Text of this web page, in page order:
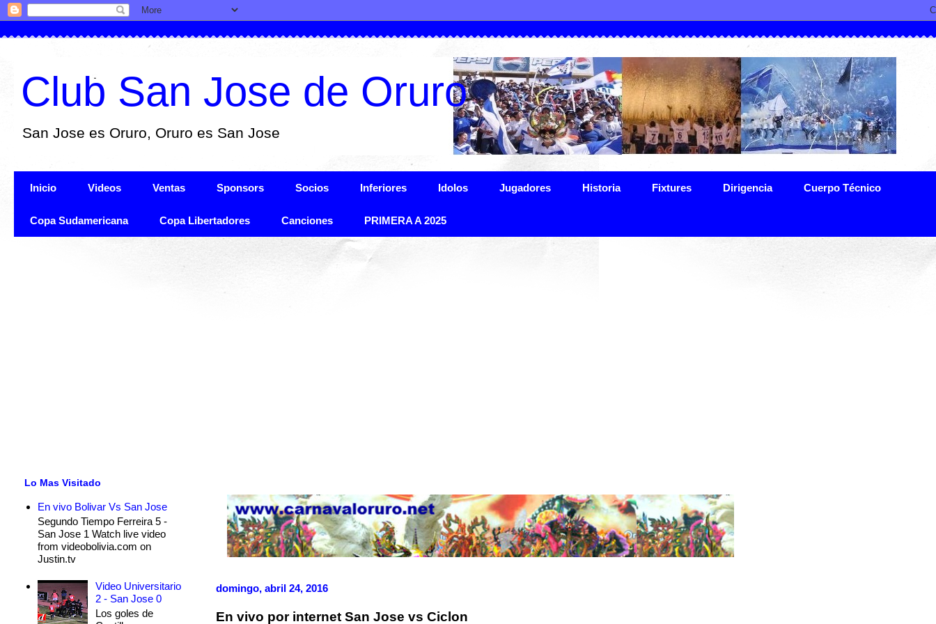
Club San Jose de Oruro
San Jose es Oruro, Oruro es San Jose
Inicio Videos Ventas Sponsors Socios Inferiores Idolos Jugadores Historia Fixtures Dirigencia Cuerpo Técnico
Copa Sudamericana Copa Libertadores Canciones PRIMERA A 2025
domingo, abril 24, 2016
En vivo por internet San Jose vs Ciclon
Lo Mas Visitado
En vivo Bolivar Vs San Jose
Segundo Tiempo Ferreira 5 -
San Jose 1 Watch live video
from videobolivia.com on
Justin.tv
Video Universitario
2 - San Jose 0
Los goles de